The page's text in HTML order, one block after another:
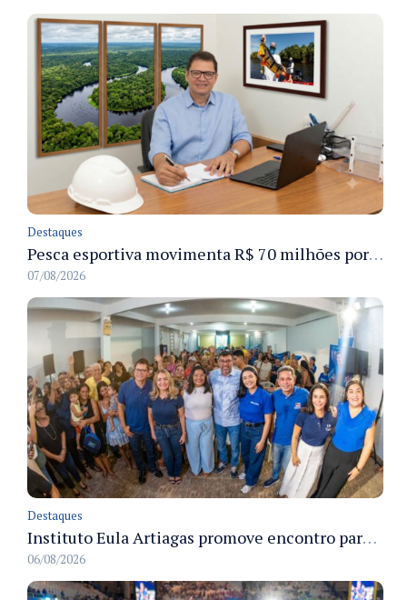
Destaques
Pesca esportiva movimenta R$ 70 milhões por ano e ganha espaço na economia sustentável do Amazonas
07/08/2026
Destaques
Instituto Eula Artiagas promove encontro para discutir melhorias para o bairro Petrópolis
06/08/2026